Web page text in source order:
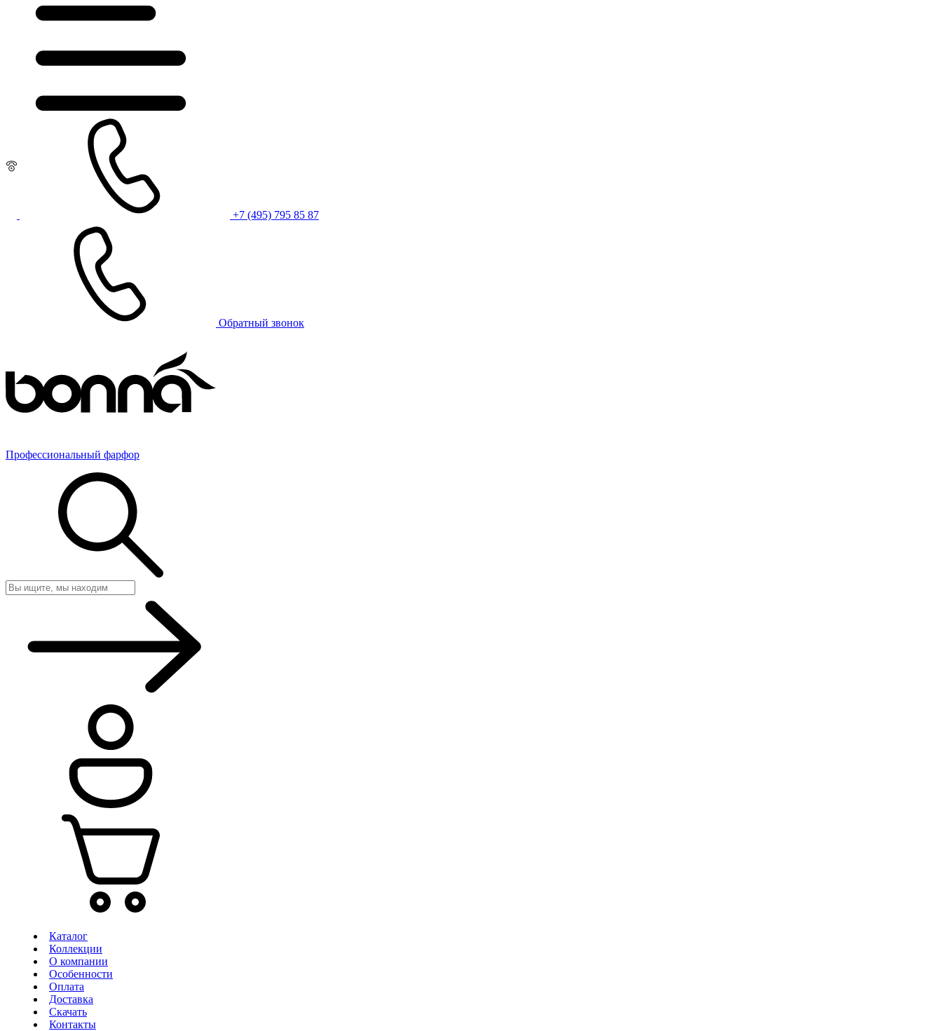
+7 (495) 795 85 87
Обратный звонок
Профессиональный фарфор
Каталог
Коллекции
О компании
Особенности
Оплата
Доставка
Скачать
Контакты